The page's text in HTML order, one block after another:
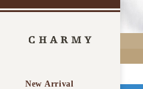
New Arrival